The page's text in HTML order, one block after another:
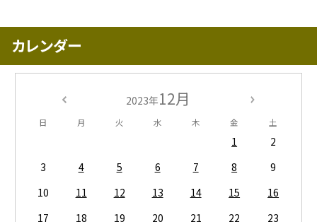
カレンダー
2023年12月
日 月 火 水 木 金 土
1
2
3
4 5 6 7 8
9
10
11 12 13 14 15
16
17
18 19 20 21 22
23